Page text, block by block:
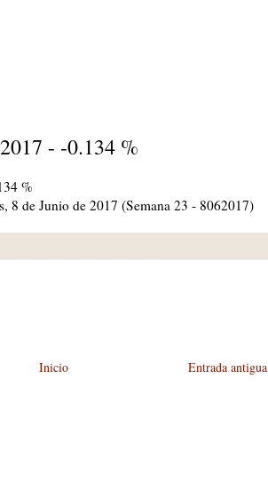
- -0.134 %
%
8 de Junio de 2017 (Semana 23 - 8062017)
Entrada antigua
Inicio